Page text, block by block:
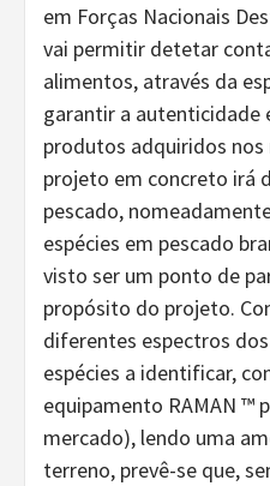
em Forças Nacionais
vai permitir detetar
alimentos, através da
garantir a autenticidade
produtos adquiridos
projeto em concreto irá
pescado,
espécies em pescado
visto ser um ponto de
propósito do projeto.
diferentes espectros
espécies a identificar,
equipamento RAMAN ™
mercado), lendo uma
terreno, prevê-se que,